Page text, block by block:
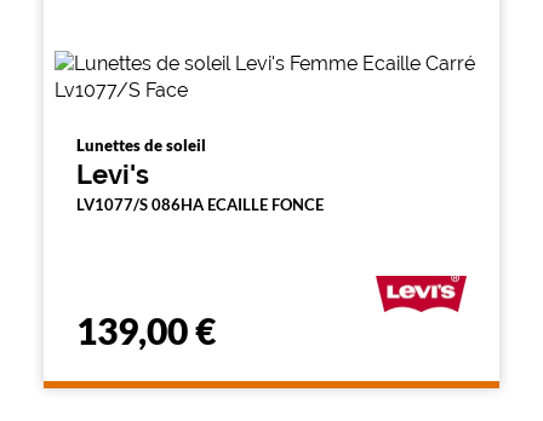
Lunettes de soleil
Levi's
LV1077/S 086HA ECAILLE FONCE
139,00 €